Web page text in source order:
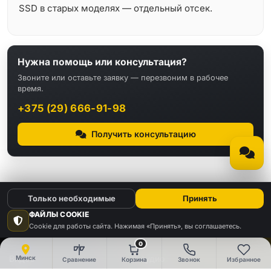
Минск Сравнение
0
Корзина Звонок Избранное
SSD в старых моделях — отдельный отсек.
Нужна помощь или консультация?
Звоните или оставьте заявку — перезвоним в рабочее
время.
+375 (29) 666-91-98
Получить консультацию
КАТАЛОГ
Видео Аудио
ФАЙЛЫ COOKIE
Cookie для работы сайта. Нажимая «Принять», вы соглашаетесь.
Только необходимые Принять